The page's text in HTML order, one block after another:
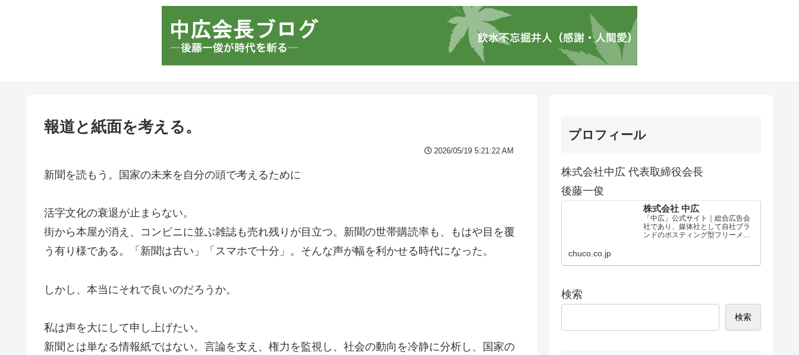
報道と紙面を考える。
2026/05/19 5:21:22 AM
新聞を読もう。国家の未来を自分の頭で考えるために
活字文化の衰退が止まらない。
街から本屋が消え、コンビニに並ぶ雑誌も売れ残りが目立つ。新聞の世帯購読率も、もはや目を覆
う有り様である。「新聞は古い」「スマホで十分」。そんな声が幅を利かせる時代になった。
しかし、本当にそれで良いのだろうか。
私は声を大にして申し上げたい。
新聞とは単なる情報紙ではない。言論を支え、権力を監視し、社会の動向を冷静に分析し、国家の
プロフィール
株式会社中広 代表取締役会長
後藤一俊
株式会社 中広
「中広」公式サイト｜総合広告会
社であり、媒体社として自社ブラ
ンドのポスティング型フリーメデ
chuco.co.jp
検索
検索